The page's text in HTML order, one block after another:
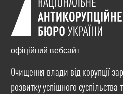
офіційний вебсайт
Очищення влади від корупції
розвитку успішного